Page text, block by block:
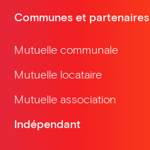
Communes et partenaires
Mutuelle communale
Mutuelle locataire
Mutuelle association
Indépendant